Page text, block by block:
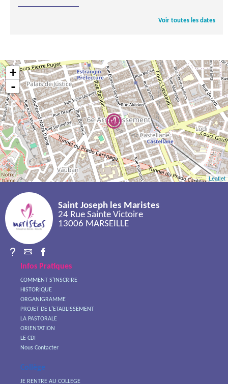
Voir toutes les dates
+
-
Leaflet
Saint Joseph les Maristes
24 Rue Sainte Victoire
13006 MARSEILLE
Infos Pratiques
COMMENT S'INSCRIRE
HISTORIQUE
ORGANIGRAMME
PROJET DE L'ETABLISSEMENT
LA PASTORALE
ORIENTATION
LE CDI
Nous Contacter
Collège
JE RENTRE AU COLLEGE